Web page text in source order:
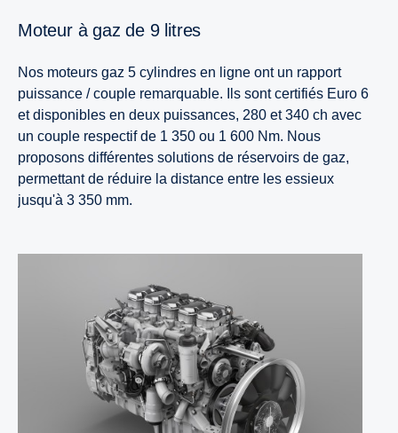
Moteur à gaz de 9 litres
Nos moteurs gaz 5 cylindres en ligne ont un rapport
puissance / couple remarquable. Ils sont certifiés Euro 6
et disponibles en deux puissances, 280 et 340 ch avec
un couple respectif de 1 350 ou 1 600 Nm. Nous
proposons différentes solutions de réservoirs de gaz,
permettant de réduire la distance entre les essieux
jusqu'à 3 350 mm.